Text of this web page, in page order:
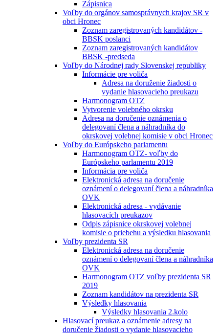
Zápisnica
Voľby do orgánov samosprávnych krajov SR v
obci Hronec
Zoznam zaregistrovaných kandidátov -
BBSK poslanci
Zoznam zaregistrovaných kandidátov
BBSK -predseda
Voľby do Národnej rady Slovenskej republiky
Informácie pre voliča
Adresa na doruženie žiadosti o
vydanie hlasovacieho preukazu
Harmonogram OTZ
Vytvorenie volebného okrsku
Adresa na doručenie oznámenia o
delegovaní člena a náhradníka do
okrskovej volebnej komisie v obci Hronec
Voľby do Európskeho parlamentu
Harmonogram OTZ- voľby do
Európskeho parlamentu 2019
Informácia pre voliča
Elektronická adresa na doručenie
oznámení o delegovaní člena a náhradníka
OVK
Elektronická adresa - vydávanie
hlasovacích preukazov
Odpis zápisnice okrskovej volebnej
komisie o priebehu a výsledku hlasovania
Voľby prezidenta SR
Elektronická adresa na doručenie
oznámení o delegovaní člena a náhradníka
OVK
Harmonogram OTZ voľby prezidenta SR
2019
Zoznam kandidátov na prezidenta SR
Výsledky hlasovania
Výsledky hlasovania 2.kolo
Hlasovací preukaz a oznámenie adresy na
doručenie žiadosti o vydanie hlasovacieho